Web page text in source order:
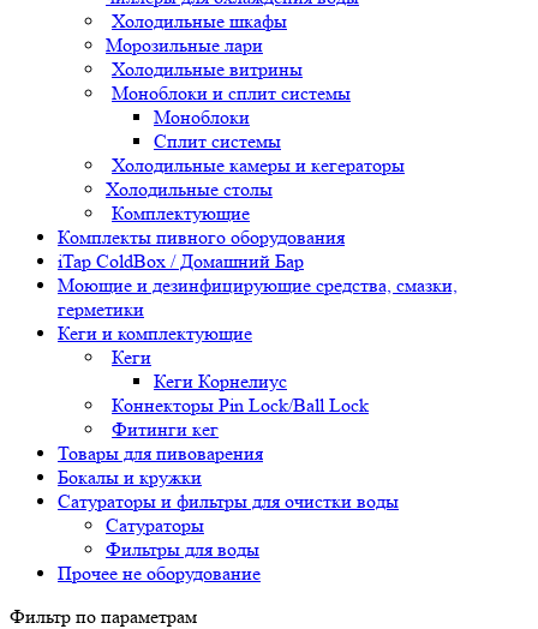
Холодильные шкафы
Морозильные лари
Холодильные витрины
Моноблоки и сплит системы
Моноблоки
Сплит системы
Холодильные камеры и кегераторы
Холодильные столы
Комплектующие
Комплекты пивного оборудования
iTap ColdBox / Домашний Бар
Моющие и дезинфицирующие средства, смазки,
герметики
Кеги и комплектующие
Кеги
Кеги Корнелиус
Коннекторы Pin Lock/Ball Lock
Фитинги кег
Товары для пивоварения
Бокалы и кружки
Сатураторы и фильтры для очистки воды
Сатураторы
Фильтры для воды
Прочее не оборудование
Фильтр по параметрам